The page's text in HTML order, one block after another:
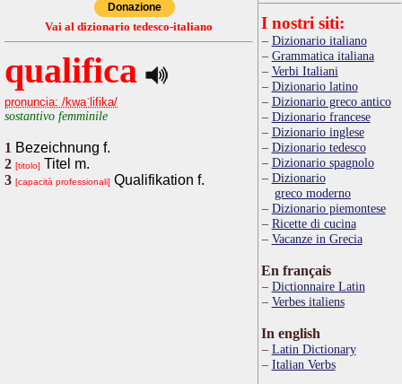
Donazione
Vai al dizionario tedesco-italiano
qualifica
pronuncia: /kwaˈlifika/
sostantivo femminile
1 Bezeichnung f.
2 [titolo] Titel m.
3 [capacità professionali] Qualifikation f.
I nostri siti:
Dizionario italiano
Grammatica italiana
Verbi Italiani
Dizionario latino
Dizionario greco antico
Dizionario francese
Dizionario inglese
Dizionario tedesco
Dizionario spagnolo
Dizionario
greco moderno
Dizionario piemontese
Ricette di cucina
Vacanze in Grecia
En français
Dictionnaire Latin
Verbes italiens
In english
Latin Dictionary
Italian Verbs